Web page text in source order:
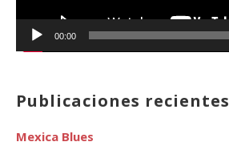
00:00
Publicaciones recientes
Mexica Blues